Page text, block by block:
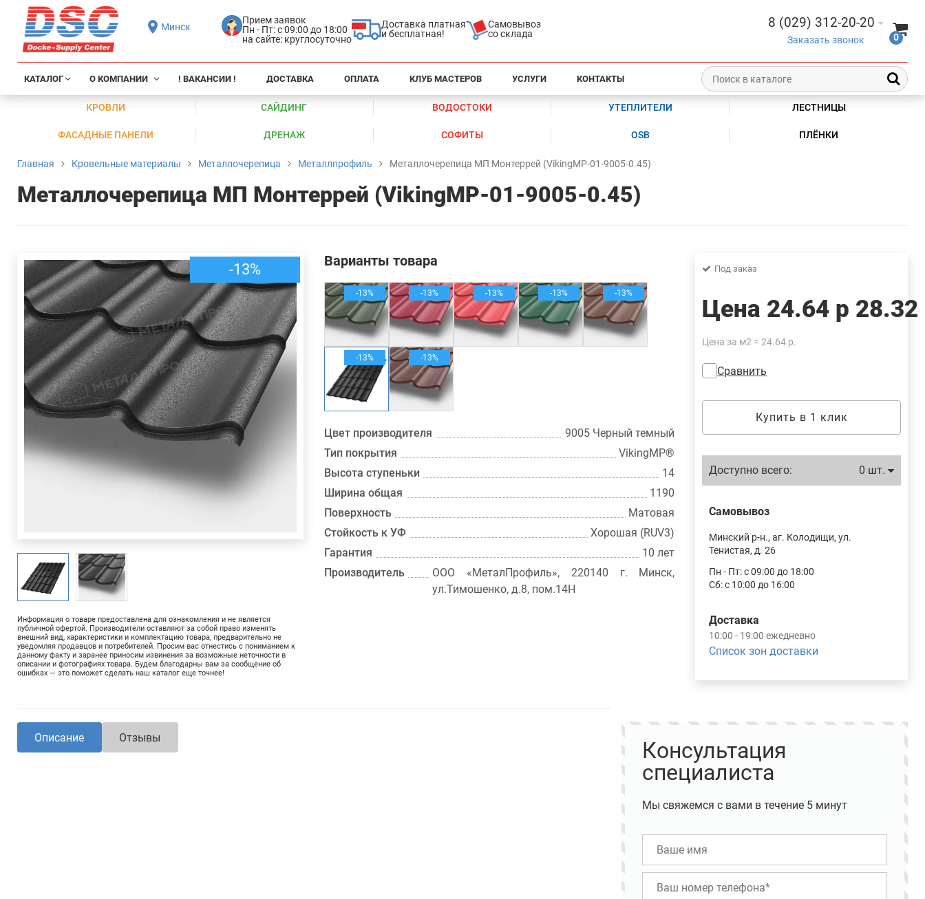
Минск
Прием заявок
Пн - Пт: с 09:00 до 18:00
на сайте: круглосуточно
Доставка платная
и бесплатная!
Самовывоз
со склада
8 (029) 312-20-20
Заказать звонок 0
КАТАЛОГ О КОМПАНИИ ! ВАКАНСИИ ! ДОСТАВКА ОПЛАТА КЛУБ МАСТЕРОВ УСЛУГИ КОНТАКТЫ
КРОВЛИ САЙДИНГ ВОДОСТОКИ УТЕПЛИТЕЛИ ЛЕСТНИЦЫ
ФАСАДНЫЕ ПАНЕЛИ ДРЕНАЖ СОФИТЫ OSB ПЛЁНКИ
Главная Кровельные материалы Металлочерепица Металлпрофиль Металлочерепица МП Монтеррей (VikingMP-01-9005-0.45)
Металлочерепица МП Монтеррей (VikingMP-01-9005-0.45)
-13%
Информация о товаре предоставлена для ознакомления и не является
публичной офертой. Производители оставляют за собой право изменять
внешний вид, характеристики и комплектацию товара, предварительно не
уведомляя продавцов и потребителей. Просим вас отнестись с пониманием к
данному факту и заранее приносим извинения за возможные неточности в
описании и фотографиях товара. Будем благодарны вам за сообщение об
ошибках — это поможет сделать наш каталог еще точнее!
Варианты товара
-13% -13% -13% -13% -13%
-13% -13%
Цвет производителя
9005 Черный темный
Тип покрытия
VikingMP®
Высота ступеньки
14
Ширина общая
1190
Поверхность
Матовая
Стойкость к УФ
Хорошая (RUV3)
Гарантия
10 лет
Производитель
ООО «МеталПрофиль», 220140 г. Минск,
ул.Тимошенко, д.8, пом.14Н
Под заказ
Цена 24.64 р 28.32
Цена за м2 = 24.64 р.
Сравнить
Купить в 1 клик
Доступно всего: 0 шт.
Самовывоз
Минский р-н., аг. Колодищи, ул.
Тенистая, д. 26
Пн - Пт: с 09:00 до 18:00
Сб: с 10:00 до 16:00
Доставка
10:00 - 19:00 ежедневно
Список зон доставки
Описание Отзывы
Консультация
специалиста
Мы свяжемся с вами в течение 5 минут